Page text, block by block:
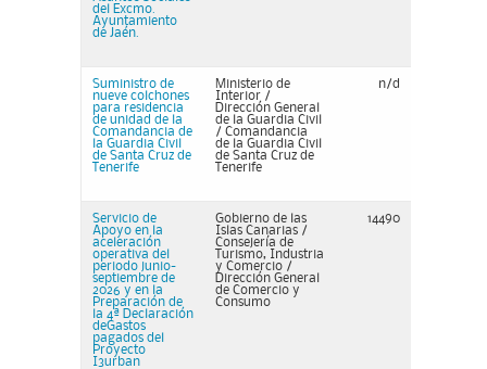
del Excmo.
Ayuntamiento
de Jaén.
Suministro de
nueve colchones
para residencia
de unidad de la
Comandancia de
la Guardia Civil
de Santa Cruz de
Tenerife
Ministerio de
Interior /
Dirección General
de la Guardia Civil
/ Comandancia
de la Guardia Civil
de Santa Cruz de
Tenerife
n/d
Servicio de
Apoyo en la
aceleración
operativa del
periodo junio-
septiembre de
2026 y en la
Preparación de
la 4ª Declaración
deGastos
pagados del
Proyecto
I3urban
Gobierno de las
Islas Canarias /
Consejería de
Turismo, Industria
y Comercio /
Dirección General
de Comercio y
Consumo
14490